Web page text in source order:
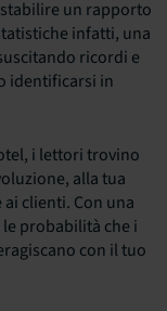
un rapporto
infatti, una
ricordi e
identificarsi in
i lettori trovino
alla tua
clienti. Con una
probabilità che i
con il tuo